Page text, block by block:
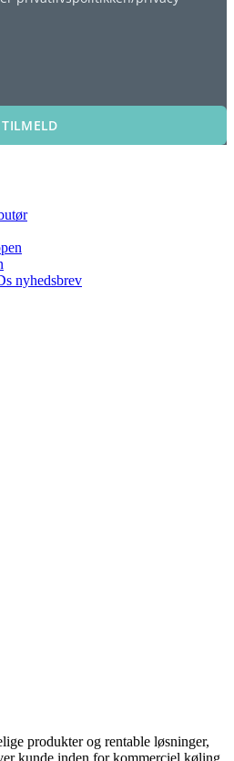
TILMELD
nyhedsbrev
produkter og rentable løsninger,